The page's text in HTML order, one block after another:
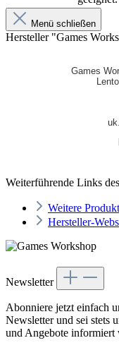
Menü schließen
Hersteller "Games
Games
Weiterführende Links
Weitere
Hersteller-
Newsletter
Abonniere jetzt einfach
Newsletter und sei stets
und Angebote informiert